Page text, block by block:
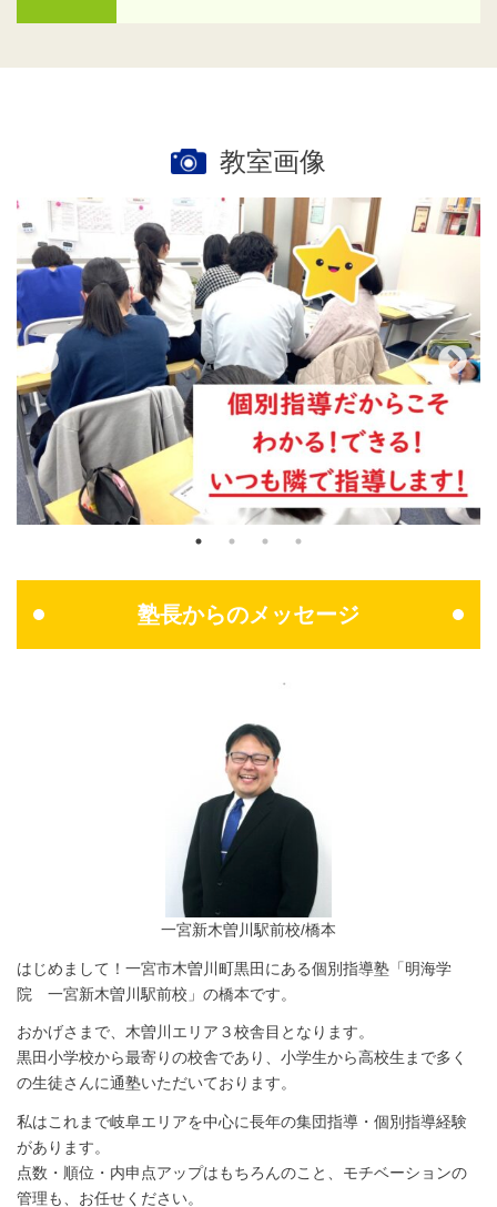
教室画像
塾長からのメッセージ
一宮新木曽川駅前校/橋本
はじめまして！一宮市木曽川町黒田にある個別指導塾「明海学
院 一宮新木曽川駅前校」の橋本です。
おかげさまで、木曽川エリア３校舎目となります。
黒田小学校から最寄りの校舎であり、小学生から高校生まで多く
の生徒さんに通塾いただいております。
私はこれまで岐阜エリアを中心に長年の集団指導・個別指導経験
があります。
点数・順位・内申点アップはもちろんのこと、モチベーションの
管理も、お任せください。